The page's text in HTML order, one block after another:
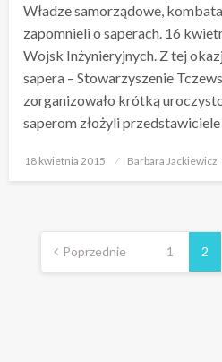
Władze samorządowe,
zapomnieli o saperach. 16
Wojsk Inżynieryjnych. Z tej
sapera – Stowarzyszenie
zorganizowało krótką
saperom złożyli
Opublikowane
18 kwietnia 2015 Barbara Jackiewicz
Stronicowanie
wpisów
Poprzednie 1 2